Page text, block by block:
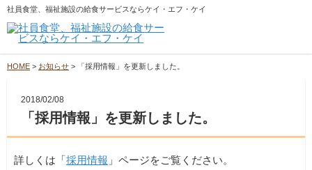
社員食堂、福祉施設の給食サービスならケイ・エフ・ケイ
HOME > お知らせ > 「採用情報」を更新しました。
2018/02/08
「採用情報」を更新しました。
詳しくは「採用情報 」ページをご覧ください。